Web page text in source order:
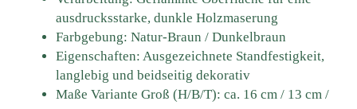
ausdrucksstarke, dunkle Holzmaserung
Farbgebung: Natur-Braun / Dunkelbraun
Eigenschaften: Ausgezeichnete Standfestigkeit,
langlebig und beidseitig dekorativ
Maße Variante Groß (H/B/T): ca. 16 cm / 13 cm /